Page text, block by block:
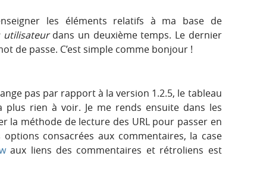
les éléments relatifs à ma base de
utilisateurdans un deuxième temps. Le dernier
de passe. C’est simple comme bonjour !
pas par rapport à la version 1.2.5, le tableau
plus rien à voir. Je me rends ensuite dans les
la méthode de lecture des URL pour passer en
consacrées aux commentaires, la case
aux liens des commentaires et rétroliens est